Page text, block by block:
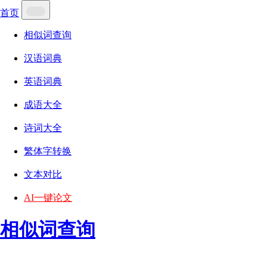
首页
相似词查询
汉语词典
英语词典
成语大全
诗词大全
繁体字转换
文本对比
AI一键论文
相似词查询